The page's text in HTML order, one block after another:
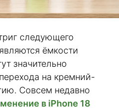
следующего
ёмкости
значительно
на кремний-
Совсем недавно
в iPhone 18